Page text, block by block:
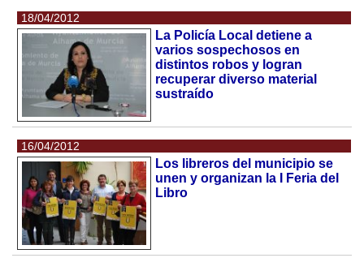
18/04/2012
La Policía Local detiene a
varios sospechosos en
distintos robos y logran
recuperar diverso material
sustraído
16/04/2012
Los libreros del municipio se
unen y organizan la I Feria del
Libro